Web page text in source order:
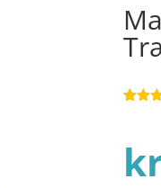
baseret
på